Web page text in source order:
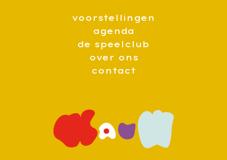
voorstellingen
agenda
de speelclub
over ons
contact